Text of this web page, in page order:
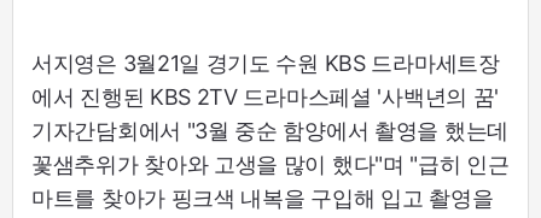
서지영은 3월21일 경기도 수원 KBS 드라마세트장
에서 진행된 KBS 2TV 드라마스페셜 '사백년의 꿈'
기자간담회에서 "3월 중순 함양에서 촬영을 했는데
꽃샘추위가 찾아와 고생을 많이 했다"며 "급히 인근
마트를 찾아가 핑크색 내복을 구입해 입고 촬영을